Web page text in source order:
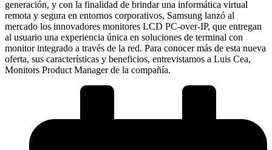
generación, y con la finalidad de brindar una informática virtual
remota y segura en entornos corporativos, Samsung lanzó al
mercado los innovadores monitores LCD PC-over-IP, que entregan
al usuario una experiencia única en soluciones de terminal con
monitor integrado a través de la red. Para conocer más de esta nueva
oferta, sus características y beneficios, entrevistamos a Luis Cea,
Monitors Product Manager de la compañía.